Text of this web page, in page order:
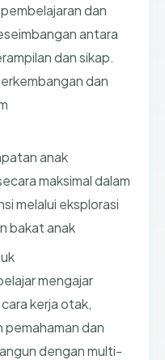
dan
antara
dan sikap.
dan
anak
maksimal dalam
melalui eksplorasi
bakat anak
mengajar
kerja otak,
pemahaman dan
dengan multi-